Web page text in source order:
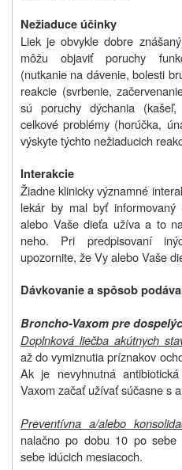
Nežiaduce účinky
Liek je obvykle dobre
môžu objaviť poruchy
(nutkanie na dávenie, bolesti
reakcie (svrbenie,
sú poruchy dýchania (kašeľ,
celkové problémy (horúčka,
výskyte týchto nežiaducich
Interakcie
Žiadne klinicky významné
lekár by mal byť
alebo Vaše dieťa užíva a to
neho. Pri predpisovaní
upozornite, že Vy alebo Vaše
Dávkovanie a spôsob
Broncho-Vaxom pre
Doplnková liečba akútnych
až do vymiznutia príznakov
Ak je nevyhnutná
Vaxom začať užívať súčasne s
Preventívna a/alebo
nalačno po dobu 10 po
sebe idúcich mesiacoch.